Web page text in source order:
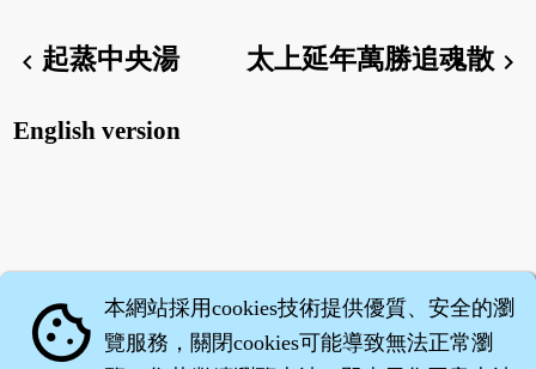
chevron_left 起蒸中央湯 太上延年萬勝追魂散chevron_right
English version
cookie 本網站採用cookies技術提供優質、安全的瀏
覽服務，關閉cookies可能導致無法正常瀏